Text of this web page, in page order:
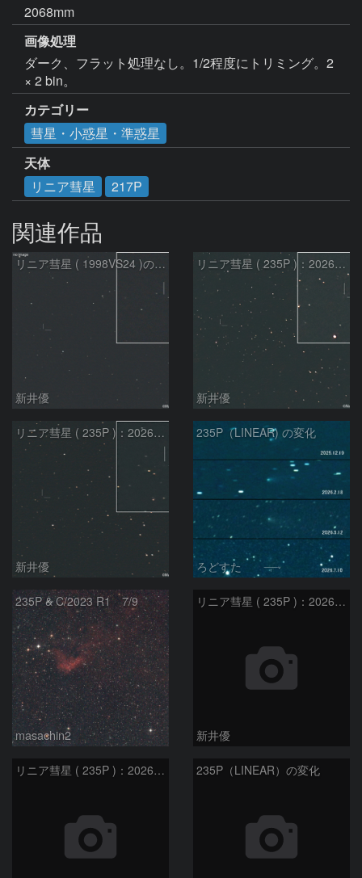
2068mm
画像処理
ダーク、フラット処理なし。1/2程度にトリミング。2
× 2 bin。
カテゴリー
彗星・小惑星・準惑星
天体
リニア彗星
217P
関連作品
リニア彗星 ( 1998VS24 )の予報位置：2026/07/27
新井優
リニア彗星 ( 235P )：2026/07/09
新井優
リニア彗星 ( 235P )：2026/07/08
新井優
235P（LINEAR) の変化
ろどすた
235P & C/2023 R1 7/9
masachin2
リニア彗星 ( 235P )：2026/05/20
新井優
リニア彗星 ( 235P )：2026/05/29 235P（LINEAR）の変化